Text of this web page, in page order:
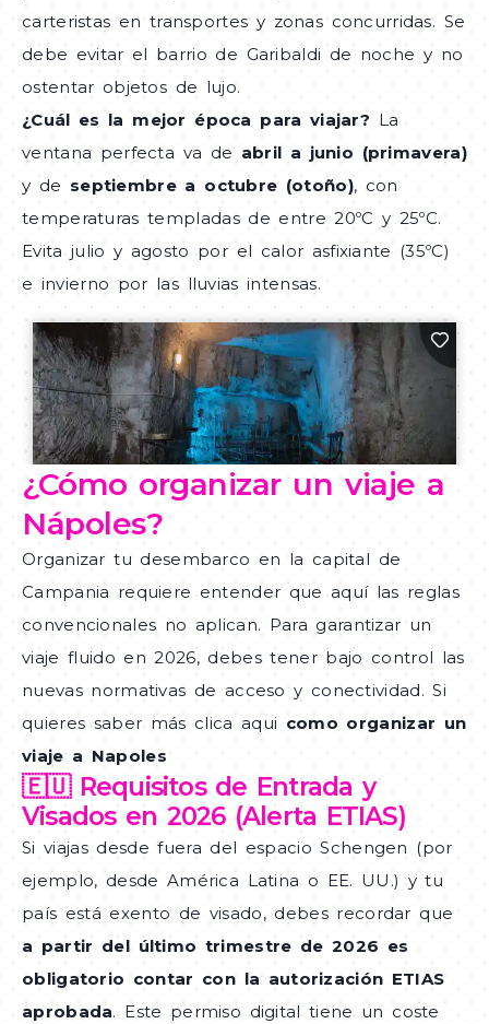
carteristas en transportes y zonas concurridas. Se
debe evitar el barrio de Garibaldi de noche y no
ostentar objetos de lujo.
¿Cuál es la mejor época para viajar? La
ventana perfecta va de abril a junio (primavera)
y de septiembre a octubre (otoño), con
temperaturas templadas de entre 20ºC y 25ºC.
Evita julio y agosto por el calor asfixiante (35ºC)
e invierno por las lluvias intensas.
¿Cómo organizar un viaje a
Nápoles?
Organizar tu desembarco en la capital de
Campania requiere entender que aquí las reglas
convencionales no aplican. Para garantizar un
viaje fluido en 2026, debes tener bajo control las
nuevas normativas de acceso y conectividad. Si
quieres saber más clica aqui como organizar un
viaje a Napoles
🇪🇺 Requisitos de Entrada y
Visados en 2026 (Alerta ETIAS)
Si viajas desde fuera del espacio Schengen (por
ejemplo, desde América Latina o EE. UU.) y tu
país está exento de visado, debes recordar que
a partir del último trimestre de 2026 es
obligatorio contar con la autorización ETIAS
aprobada. Este permiso digital tiene un coste